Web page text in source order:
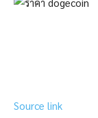
Source link